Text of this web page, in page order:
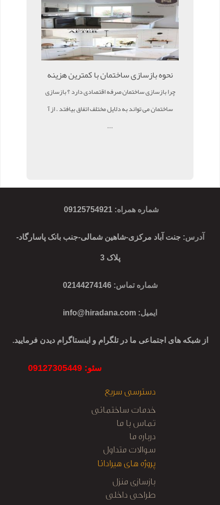
نحوه بازسازی ساختمان با کمترین هزینه
چرا بازسازی ساختمان صرفه اقتصادی دارد ؟ بازسازی
ساختمان می تواند به دلایل مختلف اتفاق بیافتد . از آ
...
شماره همراه:
09125754921
آدرس: جنت آباد مرکزی-شاهین شمالی-جنب بانک پاسارگاد-
پلاک 3
شماره تماس: 02144274146
ایمیل:
info@hiradana.com
از شبکه های اجتماعی ما در تلگرام و اینستاگرام دیدن فرمایید.
سئو: 09127305449
دسترسی سریع
خدمات ساختمانی
تماس با ما
درباره ما
سوالات متداول
پروژه های هیرادانا
بازسازی منزل
طراحی داخلی